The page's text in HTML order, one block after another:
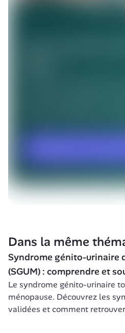
Dans la même
Syndrome génito-urinaire
(SGUM) : comprendre et
Le syndrome génito-urinaire
ménopause. Découvrez les
validées et comment